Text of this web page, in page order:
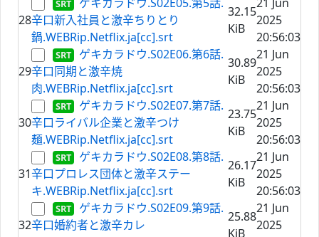
28辛口新入社員と激辛ちりとり
鍋.WEBRip.Netflix.ja[cc].srt
32.15
KiB
2025
20:56:03
29
ゲキカラドウ.S02E06.第6話.
辛口同期と激辛焼
肉.WEBRip.Netflix.ja[cc].srt
30.89
KiB
21 Jun
2025
20:56:03
30
ゲキカラドウ.S02E07.第7話.
辛口ライバル企業と激辛つけ
麺.WEBRip.Netflix.ja[cc].srt
23.75
KiB
21 Jun
2025
20:56:03
31
ゲキカラドウ.S02E08.第8話.
辛口プロレス団体と激辛ステー
キ.WEBRip.Netflix.ja[cc].srt
26.17
KiB
21 Jun
2025
20:56:03
32
ゲキカラドウ.S02E09.第9話.
辛口婚約者と激辛カレ
25.88
KiB
21 Jun
2025